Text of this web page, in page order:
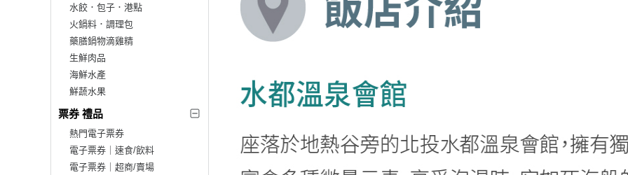
水餃．包子．港點
火鍋料．調理包
藥膳鍋物滴雞精
生鮮肉品
海鮮水產
鮮蔬水果
票券 禮品
熱門電子票券
電子票券｜速食/飲料
電子票券｜超商/賣場